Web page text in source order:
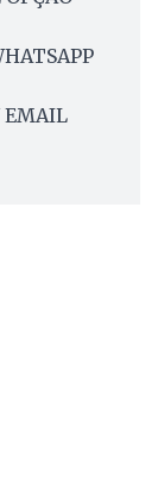
EMAIL